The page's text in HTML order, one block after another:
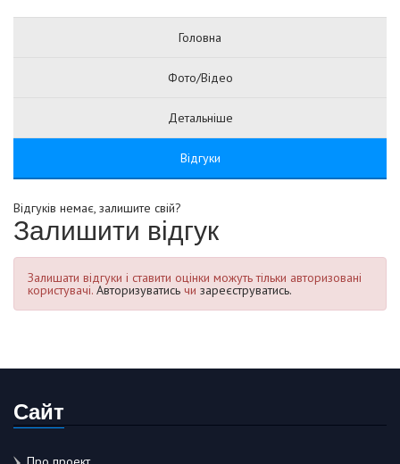
Головна
Фото/Відео
Детальніше
Відгуки
Відгуків немає, залишите свій?
Залишити відгук
Залишати відгуки і ставити оцінки можуть тільки авторизовані
користувачі. Авторизуватись чи зареєструватись.
Сайт